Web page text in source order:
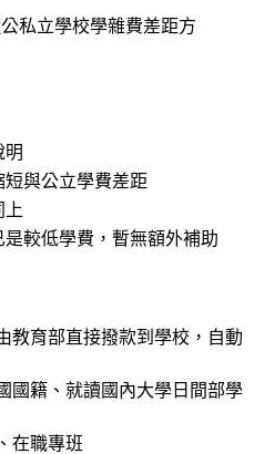
私立學校學雜費差距方
明
短與公立學費差距
上
是較低學費，暫無額外補助
教育部直接撥款到學校，自動
國籍、就讀國內大學日間部學
在職專班